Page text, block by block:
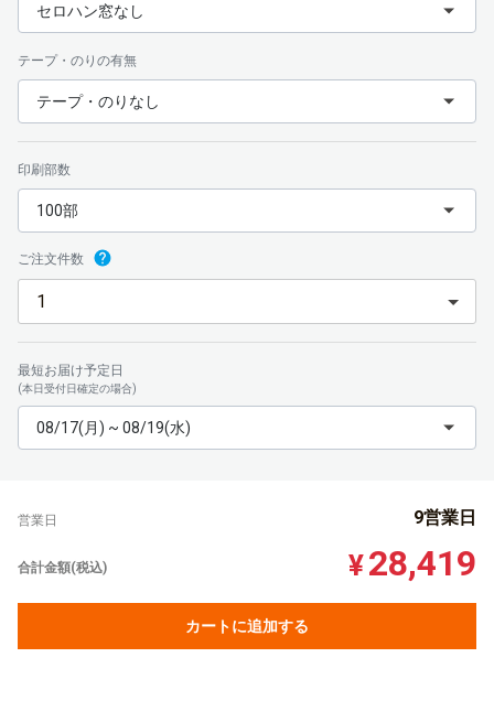
セロハン窓なし
テープ・のりの有無
テープ・のりなし
印刷部数
100部
ご注文件数
最短お届け予定日
(本日受付日確定の場合)
08/17(月) ~ 08/19(水)
営業日 9営業日
合計金額(税込) ¥28,419
カートに追加する